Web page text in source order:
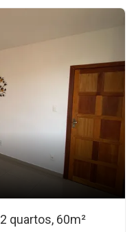
quartos, 60m²